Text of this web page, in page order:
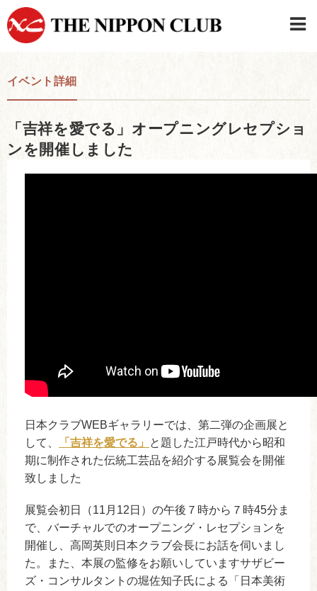
イベント詳細
「吉祥を愛でる」オープニングレセプショ
ンを開催しました
日本クラブWEBギャラリーでは、第二弾の企画展と
して、
「吉祥を愛でる」
と題した江戸時代から昭和
期に制作された伝統工芸品を紹介する展覧会を開催
致しました
展覧会初日（11月12日）の午後７時から７時45分ま
で、バーチャルでのオープニング・レセプションを
開催し、高岡英則日本クラブ会長にお話を伺いまし
た。また、本展の監修をお願いしていますサザビー
ズ・コンサルタントの堀佐知子氏による「日本美術
日本クラブメンバーログイン
連絡先・駐車場
はじめてご利用の方はこちら
›